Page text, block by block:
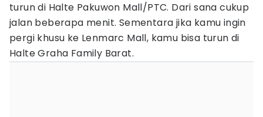
turun di Halte Pakuwon Mall/PTC. Dari sana cukup
jalan beberapa menit. Sementara jika kamu ingin
pergi khusu ke Lenmarc Mall, kamu bisa turun di
Halte Graha Family Barat.